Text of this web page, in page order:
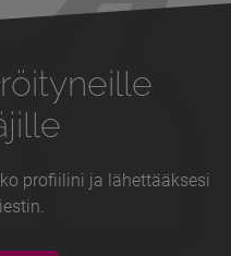
profiilini ja lähettääksesi